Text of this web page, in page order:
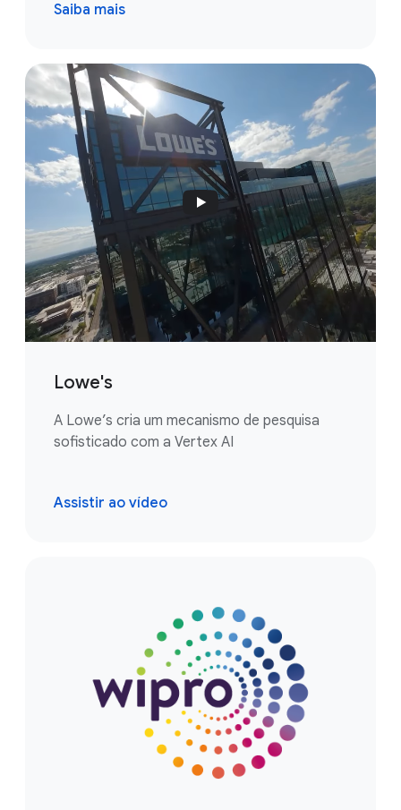
Saiba mais
Lowe's
A Lowe’s cria um mecanismo de pesquisa
sofisticado com a Vertex AI
Assistir ao vídeo